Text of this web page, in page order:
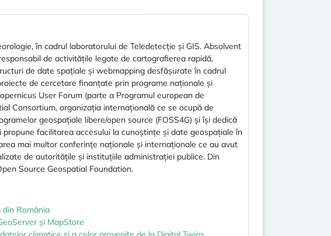
în cadrul laboratorului de Teledetecție și GIS. Absolvent
de activitățile legate de cartografierea rapidă,
de date spațiale și webmapping desfășurate în cadrul
de cercetare finanțate prin programe naționale și
User Forum (parte a Programul european de
Consortium, organizația internațională ce se ocupă de
geospațiale libere/open source (FOSS4G) și își dedică
propune facilitarea accesului la cunoștințe și date geospațiale în
mai multor conferințe naționale și internaționale ce au avut
de autoritățile și instituțiile administrației publice. Din
Source Geospatial Foundation.
România
și MapStore